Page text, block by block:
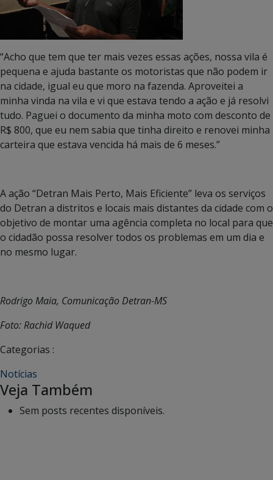
“Acho que tem que ter mais vezes essas ações, nossa vila é
pequena e ajuda bastante os motoristas que não podem ir
na cidade, igual eu que moro na fazenda. Aproveitei a
minha vinda na vila e vi que estava tendo a ação e já resolvi
tudo. Paguei o documento da minha moto com desconto de
R$ 800, que eu nem sabia que tinha direito e renovei minha
carteira que estava vencida há mais de 6 meses.”
A ação “Detran Mais Perto, Mais Eficiente” leva os serviços
do Detran a distritos e locais mais distantes da cidade com o
objetivo de montar uma agência completa no local para que
o cidadão possa resolver todos os problemas em um dia e
no mesmo lugar.
Rodrigo Maia, Comunicação Detran-MS
Foto: Rachid Waqued
Categorias :
Notícias
Veja Também
Sem posts recentes disponíveis.